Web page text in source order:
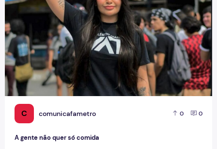
C comunicafametro 0 0
A gente não quer só comida